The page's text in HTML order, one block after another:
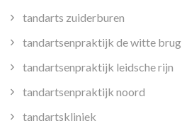
tandarts zuiderburen
tandartsenpraktijk de witte brug
tandartsenpraktijk leidsche rijn
tandartsenpraktijk noord
tandartskliniek